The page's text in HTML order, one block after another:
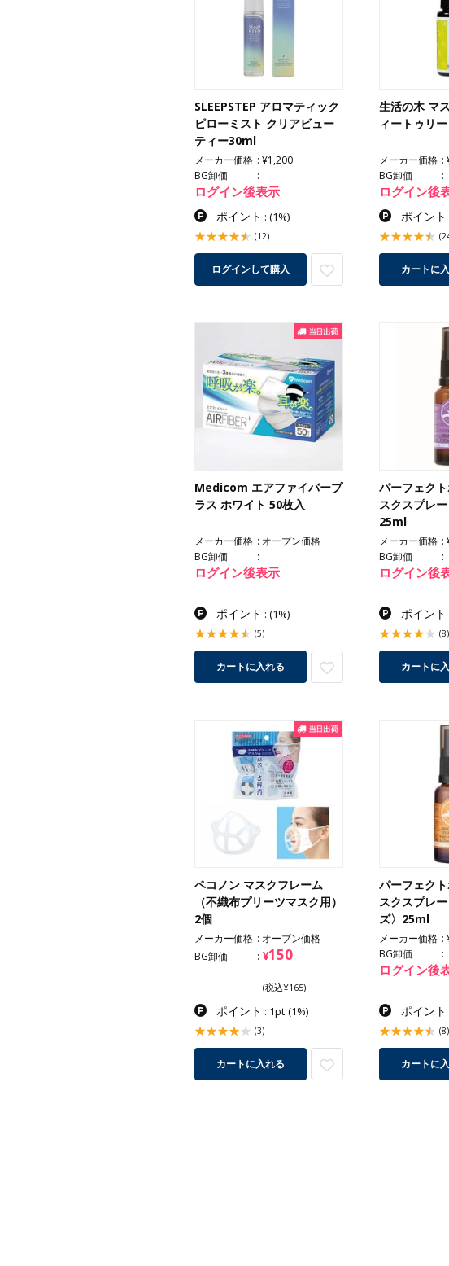
SLEEPSTEP アロマティック
ピローミスト クリアビュー
ティー30ml
メーカー価格
¥1,200
BG卸価
ログイン後表示
ポイント : (1%)
(12)
ログインして購入
生活の木 マ
ィートゥリ
メーカー価格
BG卸価
ログイン後
ポイント
カートに
Medicom エアファイバープ
ラス ホワイト 50枚入
メーカー価格
オープン価格
BG卸価
ログイン後表示
ポイント : (1%)
(5)
カートに入れる
パーフェク
スクスプレー
25ml
メーカー価格
BG卸価
ログイン後
ポイント
(8)
カートに
ペコノン マスクフレーム
（不織布プリーツマスク用）
2個
メーカー価格
オープン価格
BG卸価
¥150
(税込¥165)
ポイント : 1pt (1%)
(3)
カートに入れる
パーフェク
スクスプレ
ズ〉25ml
メーカー価格
BG卸価
ログイン後
ポイント
(8)
カートに